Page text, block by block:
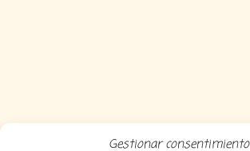
Gestionar consentimiento